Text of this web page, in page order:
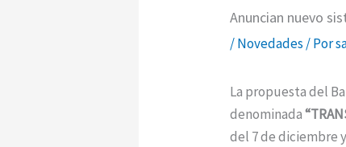
Anuncian nuevo
/Novedades / Por
La propuesta del
denominada
del 7 de diciembre